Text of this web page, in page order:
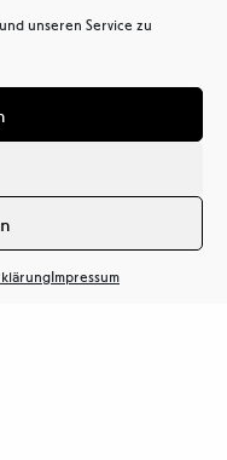
unseren Service zu
Impressum